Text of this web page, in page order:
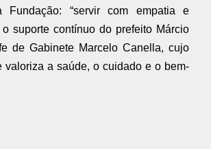
“servir com empatia e
suporte contínuo do prefeito Márcio
de Gabinete Marcelo Canella, cujo
a saúde, o cuidado e o bem-